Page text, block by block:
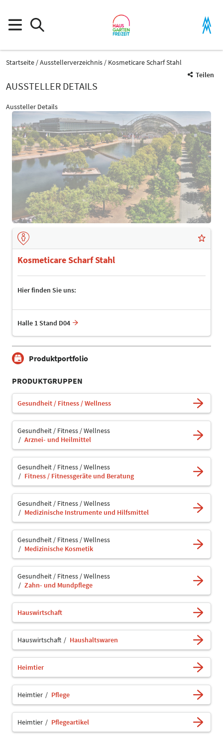
Startseite Ausstellerverzeichnis
Kosmeticare Scharf Stahl
Teilen
AUSSTELLER DETAILS
Aussteller Details
Kosmeticare Scharf Stahl
Hier finden Sie uns:
Halle 1 Stand D04
Produktportfolio
PRODUKTGRUPPEN
Gesundheit / Fitness / Wellness
Gesundheit / Fitness / Wellness
Arznei- und Heilmittel
Gesundheit / Fitness / Wellness
Fitness / Fitnessgeräte und Beratung
Gesundheit / Fitness / Wellness
Medizinische Instrumente und Hilfsmittel
Gesundheit / Fitness / Wellness
Medizinische Kosmetik
Gesundheit / Fitness / Wellness
Zahn- und Mundpflege
Hauswirtschaft
Hauswirtschaft Haushaltswaren
Heimtier
Heimtier Pflege
Heimtier Pflegeartikel